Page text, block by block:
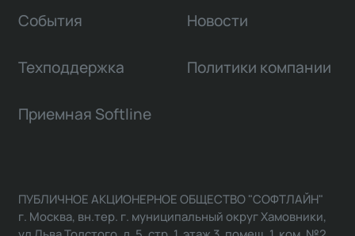
События Новости
Техподдержка Политики компании
Приемная Softline
ПУБЛИЧНОЕ АКЦИОНЕРНОЕ ОБЩЕСТВО "СОФТЛАЙН"
г. Москва, вн.тер. г. муниципальный округ Хамовники,